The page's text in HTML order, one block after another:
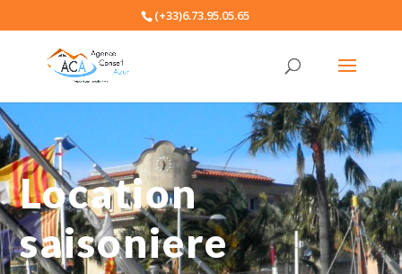
(+33)6.73.95.05.65
Location
saisoniere